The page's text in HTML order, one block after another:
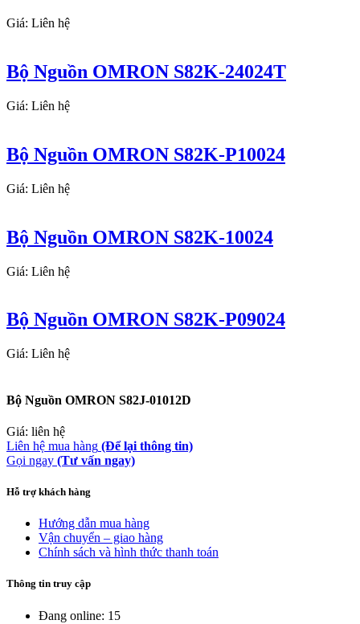
Giá: Liên hệ
Bộ Nguồn OMRON S82K-24024T
Giá: Liên hệ
Bộ Nguồn OMRON S82K-P10024
Giá: Liên hệ
Bộ Nguồn OMRON S82K-10024
Giá: Liên hệ
Bộ Nguồn OMRON S82K-P09024
Giá: Liên hệ
Bộ Nguồn OMRON S82J-01012D
Giá: liên hệ
Liên hệ mua hàng (Để lại thông tin)
Gọi ngay (Tư vấn ngay)
Hỗ trợ khách hàng
Hướng dẫn mua hàng
Vận chuyển – giao hàng
Chính sách và hình thức thanh toán
Thông tin truy cập
Đang online: 15